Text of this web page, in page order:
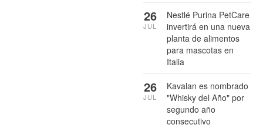
Nestlé Purina PetCare
invertirá en una nueva
planta de alimentos
para mascotas en
Italia
26
JUL
Kavalan es nombrado
"Whisky del Año" por
segundo año
consecutivo
26
JUL